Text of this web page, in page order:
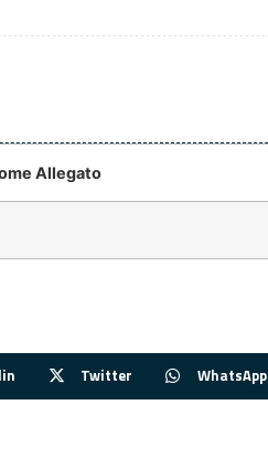
Allegato
Twitter WhatsApp